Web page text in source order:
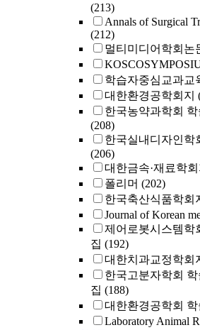
(213)
Annals of Surgical
(212)
멀티미디어학회논
학습자중심교과교
대한환경공학회지
한국농약과학회
(208)
한국실내디자인학
(206)
대한금속·재료학회
폴리머 (202)
한국축산식품학회
Journal of Korean
제어로봇시스템학
집 (192)
대한치과교정학회
한국고분자학회
집 (188)
대한환경공학회
Laboratory Animal